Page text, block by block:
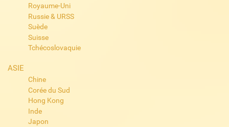
Royaume-Uni
Russie & URSS
Suède
Suisse
Tchécoslovaquie
ASIE
Chine
Corée du Sud
Hong Kong
Inde
Japon